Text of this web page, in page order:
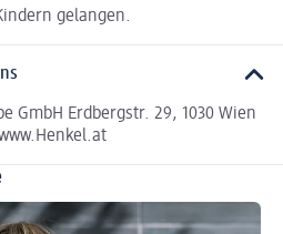
gelangen.
GmbH Erdbergstr. 29, 1030 Wien